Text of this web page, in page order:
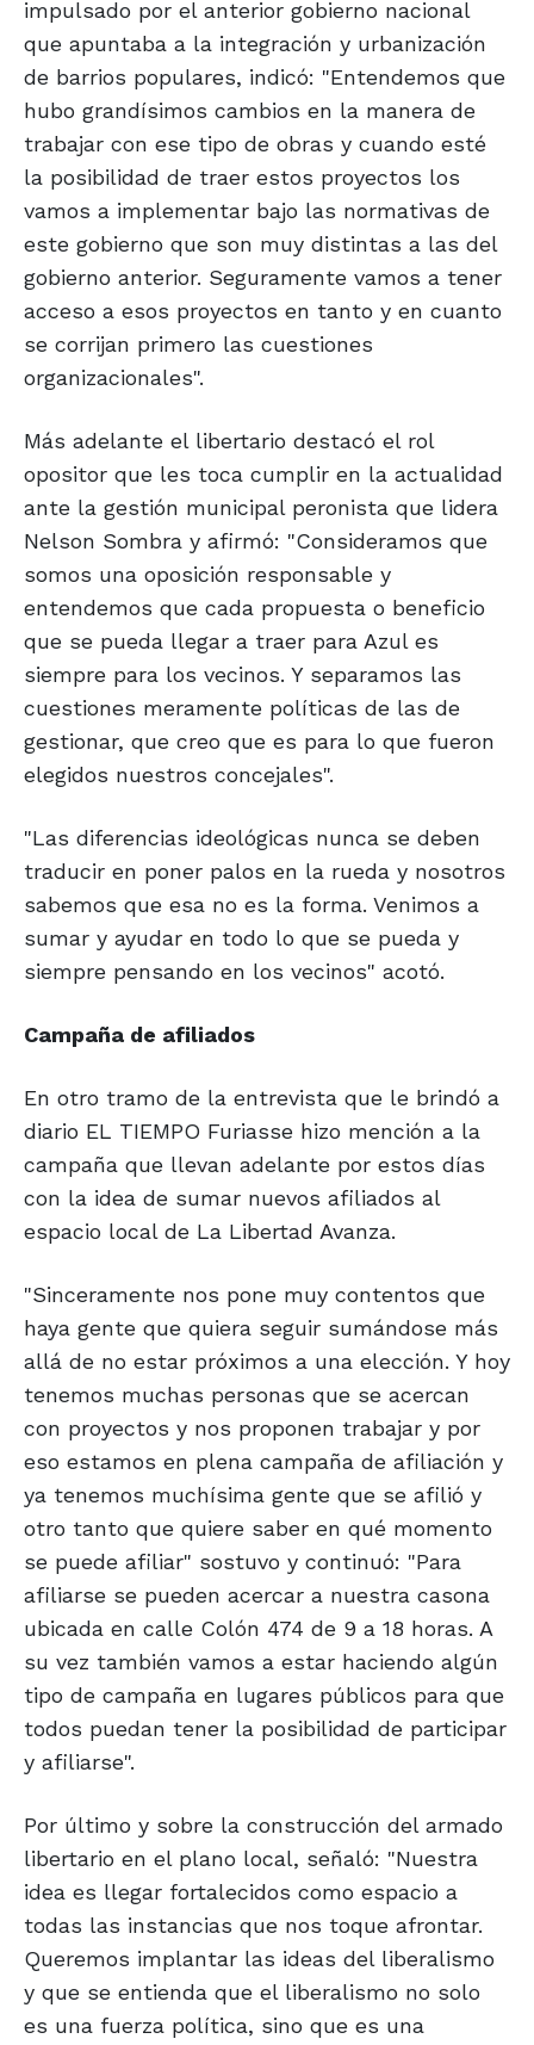
impulsado por el anterior gobierno nacional
que apuntaba a la integración y urbanización
de barrios populares, indicó: "Entendemos que
hubo grandísimos cambios en la manera de
trabajar con ese tipo de obras y cuando esté
la posibilidad de traer estos proyectos los
vamos a implementar bajo las normativas de
este gobierno que son muy distintas a las del
gobierno anterior. Seguramente vamos a tener
acceso a esos proyectos en tanto y en cuanto
se corrijan primero las cuestiones
organizacionales".
Más adelante el libertario destacó el rol
opositor que les toca cumplir en la actualidad
ante la gestión municipal peronista que lidera
Nelson Sombra y afirmó: "Consideramos que
somos una oposición responsable y
entendemos que cada propuesta o beneficio
que se pueda llegar a traer para Azul es
siempre para los vecinos. Y separamos las
cuestiones meramente políticas de las de
gestionar, que creo que es para lo que fueron
elegidos nuestros concejales".
"Las diferencias ideológicas nunca se deben
traducir en poner palos en la rueda y nosotros
sabemos que esa no es la forma. Venimos a
sumar y ayudar en todo lo que se pueda y
siempre pensando en los vecinos" acotó.
Campaña de afiliados
En otro tramo de la entrevista que le brindó a
diario EL TIEMPO Furiasse hizo mención a la
campaña que llevan adelante por estos días
con la idea de sumar nuevos afiliados al
espacio local de La Libertad Avanza.
"Sinceramente nos pone muy contentos que
haya gente que quiera seguir sumándose más
allá de no estar próximos a una elección. Y hoy
tenemos muchas personas que se acercan
con proyectos y nos proponen trabajar y por
eso estamos en plena campaña de afiliación y
ya tenemos muchísima gente que se afilió y
otro tanto que quiere saber en qué momento
se puede afiliar" sostuvo y continuó: "Para
afiliarse se pueden acercar a nuestra casona
ubicada en calle Colón 474 de 9 a 18 horas. A
su vez también vamos a estar haciendo algún
tipo de campaña en lugares públicos para que
todos puedan tener la posibilidad de participar
y afiliarse".
Por último y sobre la construcción del armado
libertario en el plano local, señaló: "Nuestra
idea es llegar fortalecidos como espacio a
todas las instancias que nos toque afrontar.
Queremos implantar las ideas del liberalismo
y que se entienda que el liberalismo no solo
es una fuerza política, sino que es una